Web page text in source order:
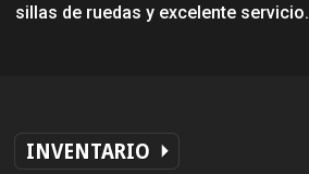
sillas de ruedas y excelente servicio.
INVENTARIO